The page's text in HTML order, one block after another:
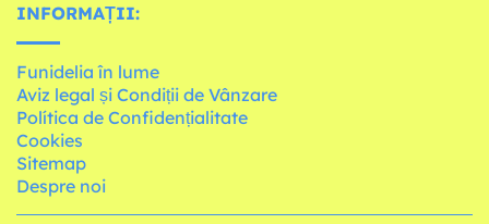
INFORMAȚII:
Funidelia în lume
Aviz legal și Condiții de Vânzare
Política de Confidențialitate
Cookies
Sitemap
Despre noi